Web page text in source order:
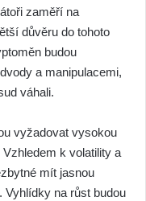
zaměří na
důvěru do tohoto
budou
a manipulacemi,
váhali.
vyžadovat vysokou
k volatility a
mít jasnou
Vyhlídky na růst budou